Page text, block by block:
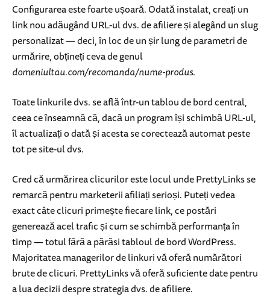
Configurarea este foarte ușoară. Odată instalat, creați un
link nou adăugând URL-ul dvs. de afiliere și alegând un slug
personalizat — deci, în loc de un șir lung de parametri de
urmărire, obțineți ceva de genul
domeniultau.com/recomanda/nume-produs.
Toate linkurile dvs. se află într-un tablou de bord central,
ceea ce înseamnă că, dacă un program își schimbă URL-ul,
îl actualizați o dată și acesta se corectează automat peste
tot pe site-ul dvs.
Cred că urmărirea clicurilor este locul unde PrettyLinks se
remarcă pentru marketerii afiliați serioși. Puteți vedea
exact câte clicuri primește fiecare link, ce postări
generează acel trafic și cum se schimbă performanța în
timp — totul fără a părăsi tabloul de bord WordPress.
Majoritatea managerilor de linkuri vă oferă numărători
brute de clicuri. PrettyLinks vă oferă suficiente date pentru
a lua decizii despre strategia dvs. de afiliere.